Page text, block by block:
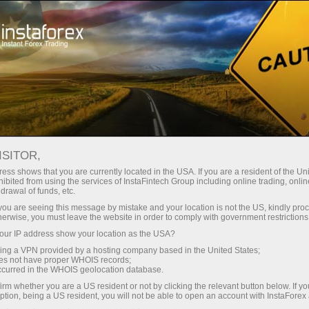
InstaForex bilan siz haqiqatan
ega bo‘lasiz: 1:5000 gacha kredit
yelkasi, bozordagi eng yaxshi
spred va komissiyalardan biri,
shuningdek aksiyalar va indekslar
bilan savdo qilish uchun qulay
shartlar.
Kichik
Har bir depozit uchun
30% bonus
Savdoda
va trassada tezlik
shows that you are currently located in the USA. If you are a resident of the
from using the services of InstaFintech Group including online trading,
of funds, etc.
are seeing this message by mistake and your location is not the US, kindly
you must leave the website in order to comply with government
IP address show your location as the USA?
a VPN provided by a hosting company based in the United States;
not have proper WHOIS records;
in the WHOIS geolocation database.
whether you are a US resident or not by clicking the relevant button below. If
being a US resident, you will not be able to open an account with InstaForex